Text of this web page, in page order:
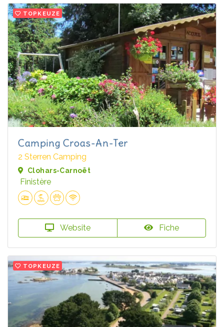
TOPKEUZE
Camping Croas-An-Ter
2 Sterren Camping
Clohars-Carnoët
Finistère
Website Fiche
TOPKEUZE